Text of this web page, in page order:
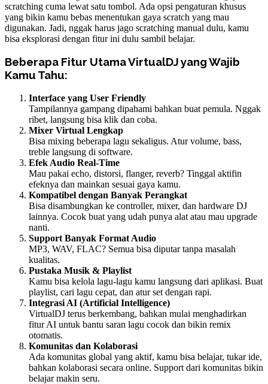
scratching cuma lewat satu tombol. Ada opsi pengaturan khusus
yang bikin kamu bebas menentukan gaya scratch yang mau
digunakan. Jadi, nggak harus jago scratching manual dulu, kamu
bisa eksplorasi dengan fitur ini dulu sambil belajar.
Beberapa Fitur Utama VirtualDJ yang Wajib
Kamu Tahu:
Interface yang User Friendly
Tampilannya gampang dipahami bahkan buat pemula. Nggak
ribet, langsung bisa klik dan coba.
Mixer Virtual Lengkap
Bisa mixing beberapa lagu sekaligus. Atur volume, bass,
treble langsung di software.
Efek Audio Real-Time
Mau pakai echo, distorsi, flanger, reverb? Tinggal aktifin
efeknya dan mainkan sesuai gaya kamu.
Kompatibel dengan Banyak Perangkat
Bisa disambungkan ke controller, mixer, dan hardware DJ
lainnya. Cocok buat yang udah punya alat atau mau upgrade
nanti.
Support Banyak Format Audio
MP3, WAV, FLAC? Semua bisa diputar tanpa masalah
kualitas.
Pustaka Musik & Playlist
Kamu bisa kelola lagu-lagu kamu langsung dari aplikasi. Buat
playlist, cari lagu cepat, dan atur set dengan rapi.
Integrasi AI (Artificial Intelligence)
VirtualDJ terus berkembang, bahkan mulai menghadirkan
fitur AI untuk bantu saran lagu cocok dan bikin remix
otomatis.
Komunitas dan Kolaborasi
Ada komunitas global yang aktif, kamu bisa belajar, tukar ide,
bahkan kolaborasi secara online. Support dari komunitas bikin
belajar makin seru.